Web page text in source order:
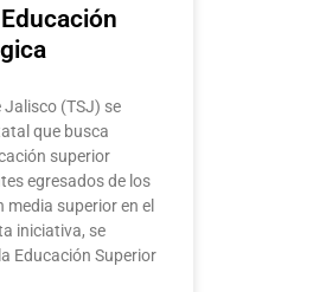
Jalisco (TSJ) se
que busca
superior
egresados de los
superior en el
iniciativa, se
Educación Superior